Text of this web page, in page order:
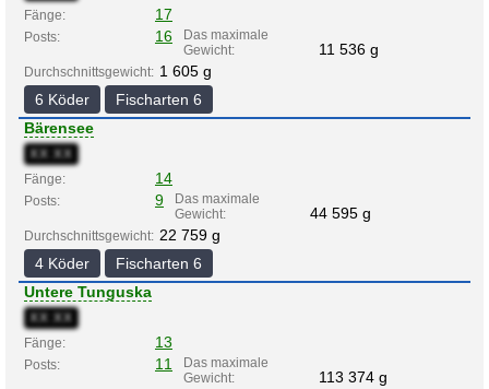
Fänge: 17
Posts: 16
Das maximale
Gewicht:
11 536 g
Durchschnittsgewicht: 1 605 g
6 Köder
Fischarten 6
Bärensee
XX:XX
Fänge:
14
Posts: 9
Das maximale
Gewicht:
44 595 g
Durchschnittsgewicht: 22 759 g
4 Köder
Fischarten 6
Untere Tunguska
XX:XX
Fänge:
13
Posts: 11
Das maximale
Gewicht:
113 374 g